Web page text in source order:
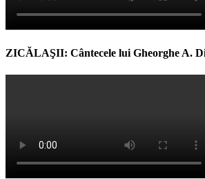
ZICĂLAŞII: Cântecele lui Gheorghe A.